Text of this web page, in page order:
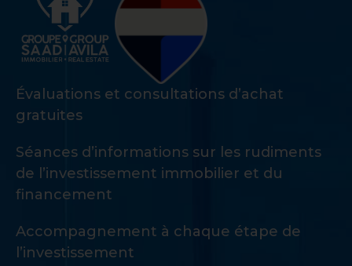
Évaluations et consultations d’achat
gratuites
Séances d’informations sur les rudiments
de l’investissement immobilier et du
financement
Accompagnement à chaque étape de
l’investissement